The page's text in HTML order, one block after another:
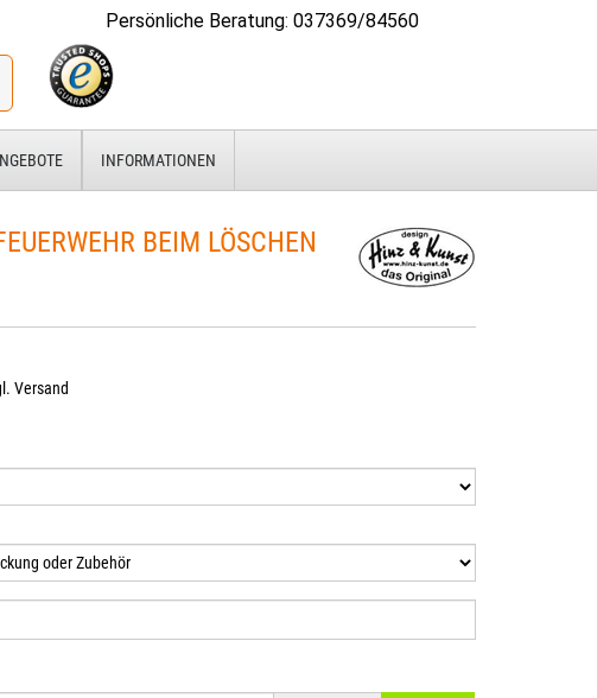
Persönliche Beratung: 037369/84560
INFORMATIONEN
BEIM LÖSCHEN
Versand